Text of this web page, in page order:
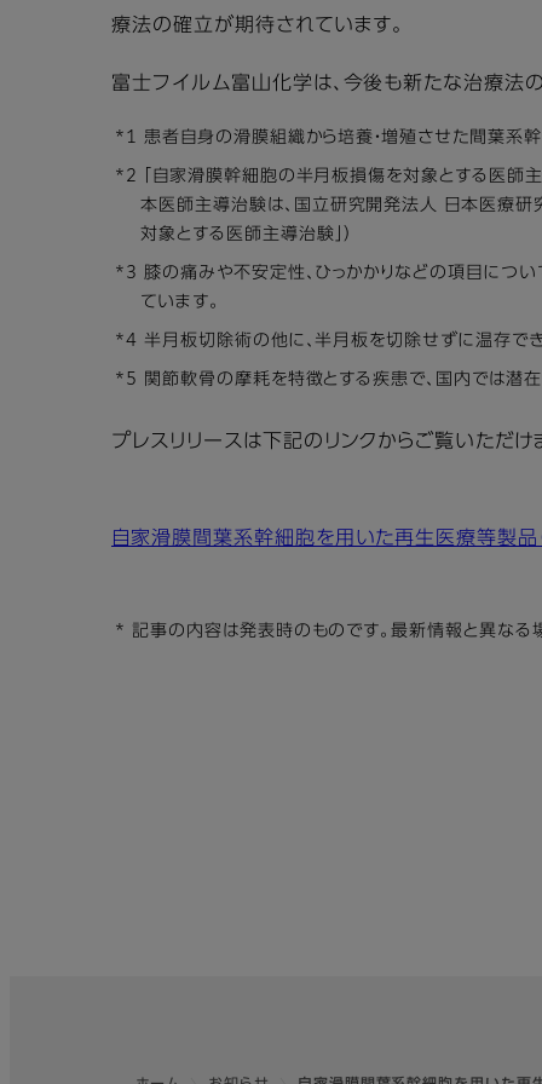
療法の確立が期待されています。
富士フイルム富山化学は、今後も新たな治療法
*1 患者自身の滑膜組織から培養・増殖させた間葉系幹
*2 「自家滑膜幹細胞の半月板損傷を対象とする医師
本医師主導治験は、国立研究開発法人 日本医療研
対象とする医師主導治験」）
*3 膝の痛みや不安定性、ひっかかりなどの項目につ
ています。
*4 半月板切除術の他に、半月板を切除せずに温存でき
*5 関節軟骨の摩耗を特徴とする疾患で、国内では潜
プレスリリースは下記のリンクからご覧いただけ
自家滑膜間葉系幹細胞を用いた再生医療等製
* 記事の内容は発表時のものです。最新情報と異なる場